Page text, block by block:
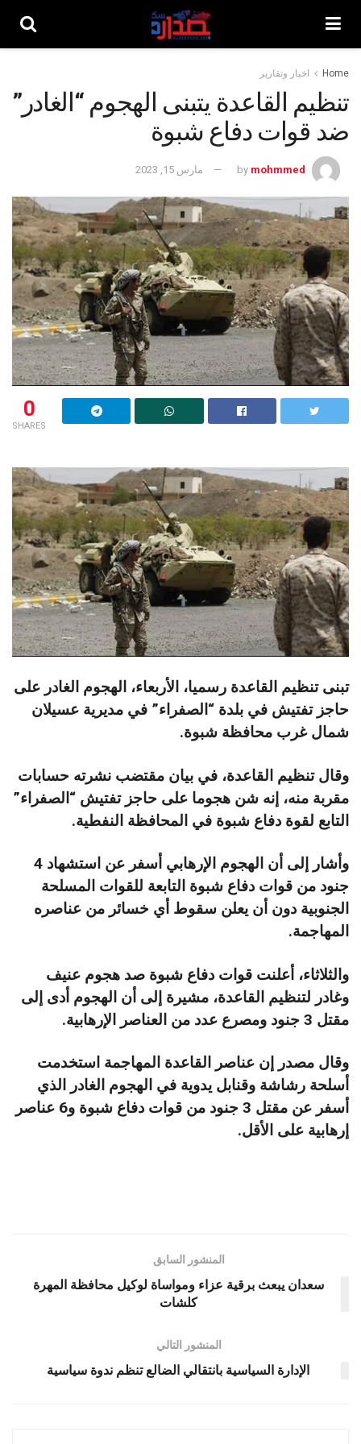
Home اخبار وتقارير
تنظيم القاعدة يتبنى الهجوم “الغادر”
ضد قوات دفاع شبوة
by mohmmed مارس 15, 2023
0
SHARES
تبنى تنظيم القاعدة رسميا، الأربعاء، الهجوم الغادر على
حاجز تفتيش في بلدة “الصفراء” في مديرية عسيلان
شمال غرب محافظة شبوة.
وقال تنظيم القاعدة، في بيان مقتضب نشرته حسابات
مقربة منه، إنه شن هجوما على حاجز تفتيش “الصفراء”
التابع لقوة دفاع شبوة في المحافظة النفطية.
وأشار إلى أن الهجوم الإرهابي أسفر عن استشهاد 4
جنود من قوات دفاع شبوة التابعة للقوات المسلحة
الجنوبية دون أن يعلن سقوط أي خسائر من عناصره
المهاجمة.
والثلاثاء، أعلنت قوات دفاع شبوة صد هجوم عنيف
وغادر لتنظيم القاعدة، مشيرة إلى أن الهجوم أدى إلى
مقتل 3 جنود ومصرع عدد من العناصر الإرهابية.
وقال مصدر إن عناصر القاعدة المهاجمة استخدمت
أسلحة رشاشة وقنابل يدوية في الهجوم الغادر الذي
أسفر عن مقتل 3 جنود من قوات دفاع شبوة و6 عناصر
إرهابية على الأقل.
المنشور السابق
سعدان يبعث برقية عزاء ومواساة لوكيل محافظة المهرة
كلشات
المنشور التالي
الإدارة السياسية بانتقالي الضالع تنظم ندوة سياسية